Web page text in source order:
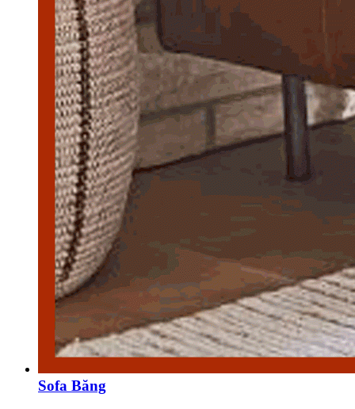
Sofa Băng